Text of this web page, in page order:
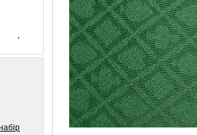
покерный набор
Carlo Millions"